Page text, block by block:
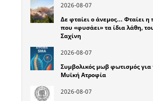
2026-08-07
Δε φταίει ο άνεμος… Φταίει η
που «φυσάει» τα ίδια λάθη,
Σαχίνη
2026-08-07
Συμβολικός μωβ φωτισμός για
Μυϊκή Ατροφία
2026-08-07